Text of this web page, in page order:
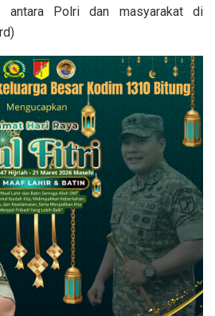
antara Polri dan masyarakat di